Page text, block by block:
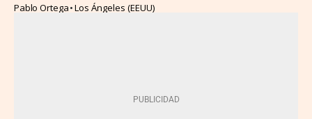
Pablo Ortega Los Ángeles (EEUU)